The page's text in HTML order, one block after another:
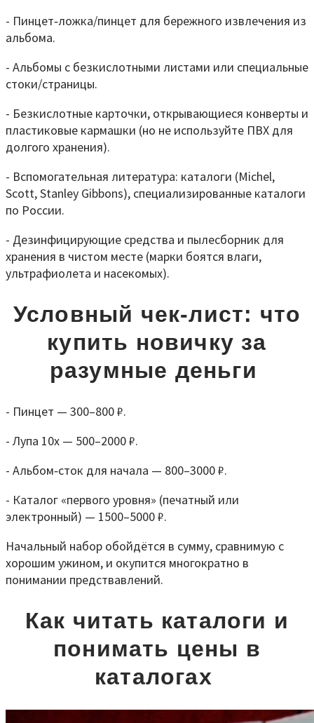
- Пинцет‑ложка/пинцет для бережного извлечения из
альбома.
- Альбомы с безкислотными листами или специальные
стоки/страницы.
- Безкислотные карточки, открывающиеся конверты и
пластиковые кармашки (но не используйте ПВХ для
долгого хранения).
- Вспомогательная литература: каталоги (Michel,
Scott, Stanley Gibbons), специализированные каталоги
по России.
- Дезинфицирующие средства и пылесборник для
хранения в чистом месте (марки боятся влаги,
ультрафиолета и насекомых).
Условный чек‑лист: что
купить новичку за
разумные деньги
- Пинцет — 300–800 ₽.
- Лупа 10x — 500–2000 ₽.
- Альбом‑сток для начала — 800–3000 ₽.
- Каталог «первого уровня» (печатный или
электронный) — 1500–5000 ₽.
Начальный набор обойдётся в сумму, сравнимую с
хорошим ужином, и окупится многократно в
понимании предствавлений.
Как читать каталоги и
понимать цены в
каталогах